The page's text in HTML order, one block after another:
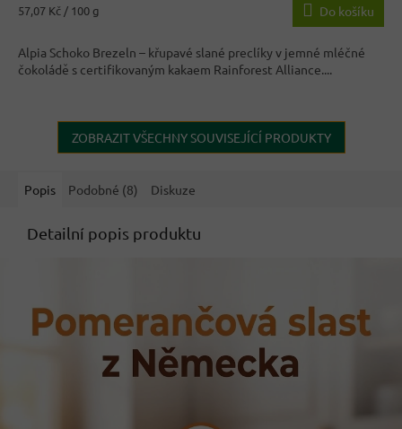
4,0
5
hvězdiček.
Měrná
57,07 Kč / 100 g Do košíku
Alpia Schoko Brezeln – křupavé slané preclíky v jemné mléčné
čokoládě s certifikovaným kakaem Rainforest Alliance....
ZOBRAZIT VŠECHNY SOUVISEJÍCÍ PRODUKTY
Popis Podobné (8) Diskuze
Detailní popis produktu